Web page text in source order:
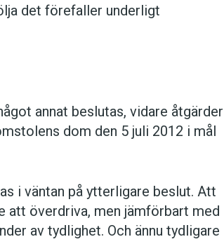
det förefaller underligt
annat beslutas, vidare åtgärder
dom den 5 juli 2012 i mål
i väntan på ytterligare beslut. Att
att överdriva, men jämförbart med
av tydlighet. Och ännu tydligare